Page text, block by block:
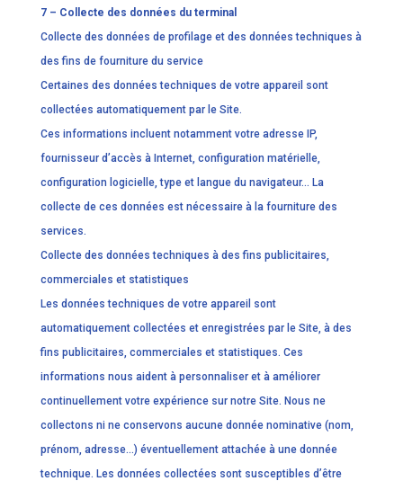
7 – Collecte des données du terminal
Collecte des données de profilage et des données techniques à
des fins de fourniture du service
Certaines des données techniques de votre appareil sont
collectées automatiquement par le Site.
Ces informations incluent notamment votre adresse IP,
fournisseur d’accès à Internet, configuration matérielle,
configuration logicielle, type et langue du navigateur… La
collecte de ces données est nécessaire à la fourniture des
services.
Collecte des données techniques à des fins publicitaires,
commerciales et statistiques
Les données techniques de votre appareil sont
automatiquement collectées et enregistrées par le Site, à des
fins publicitaires, commerciales et statistiques. Ces
informations nous aident à personnaliser et à améliorer
continuellement votre expérience sur notre Site. Nous ne
collectons ni ne conservons aucune donnée nominative (nom,
prénom, adresse…) éventuellement attachée à une donnée
technique. Les données collectées sont susceptibles d’être